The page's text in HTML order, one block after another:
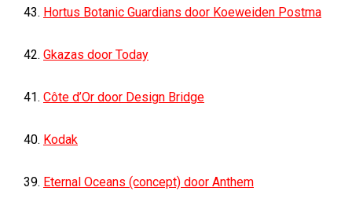
43. Hortus Botanic Guardians door Koeweiden Postma
42. Gkazas door Today
41. Côte d’Or ​door Design Bridge
40. Kodak
39. Eternal Oceans (concept) door Anthem